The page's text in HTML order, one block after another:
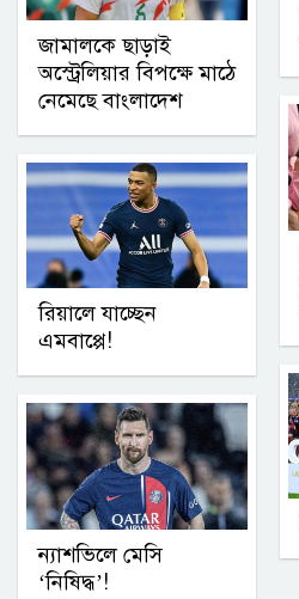
জামালকে ছাড়াই
অস্ট্রেলিয়ার বিপক্ষে মাঠে
নেমেছে বাংলাদেশ
রিয়ালে যাচ্ছেন
এমবাপ্পে!
ন্যাশভিলে মেসি
‘নিষিদ্ধ’!